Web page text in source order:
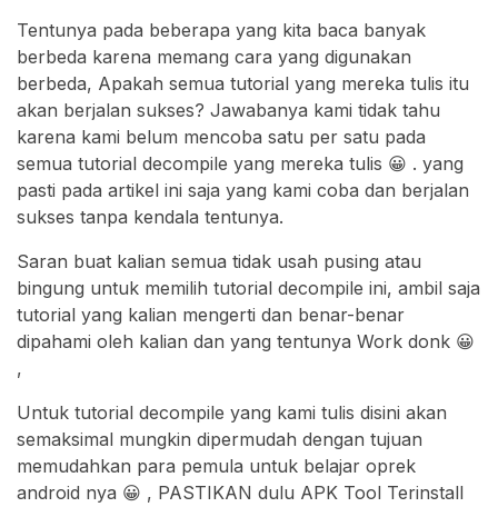
Tentunya pada beberapa yang kita baca banyak
berbeda karena memang cara yang digunakan
berbeda, Apakah semua tutorial yang mereka tulis itu
akan berjalan sukses? Jawabanya kami tidak tahu
karena kami belum mencoba satu per satu pada
semua tutorial decompile yang mereka tulis 😀 . yang
pasti pada artikel ini saja yang kami coba dan berjalan
sukses tanpa kendala tentunya.
Saran buat kalian semua tidak usah pusing atau
bingung untuk memilih tutorial decompile ini, ambil saja
tutorial yang kalian mengerti dan benar-benar
dipahami oleh kalian dan yang tentunya Work donk 😀
,
Untuk tutorial decompile yang kami tulis disini akan
semaksimal mungkin dipermudah dengan tujuan
memudahkan para pemula untuk belajar oprek
android nya 😀 , PASTIKAN dulu APK Tool Terinstall